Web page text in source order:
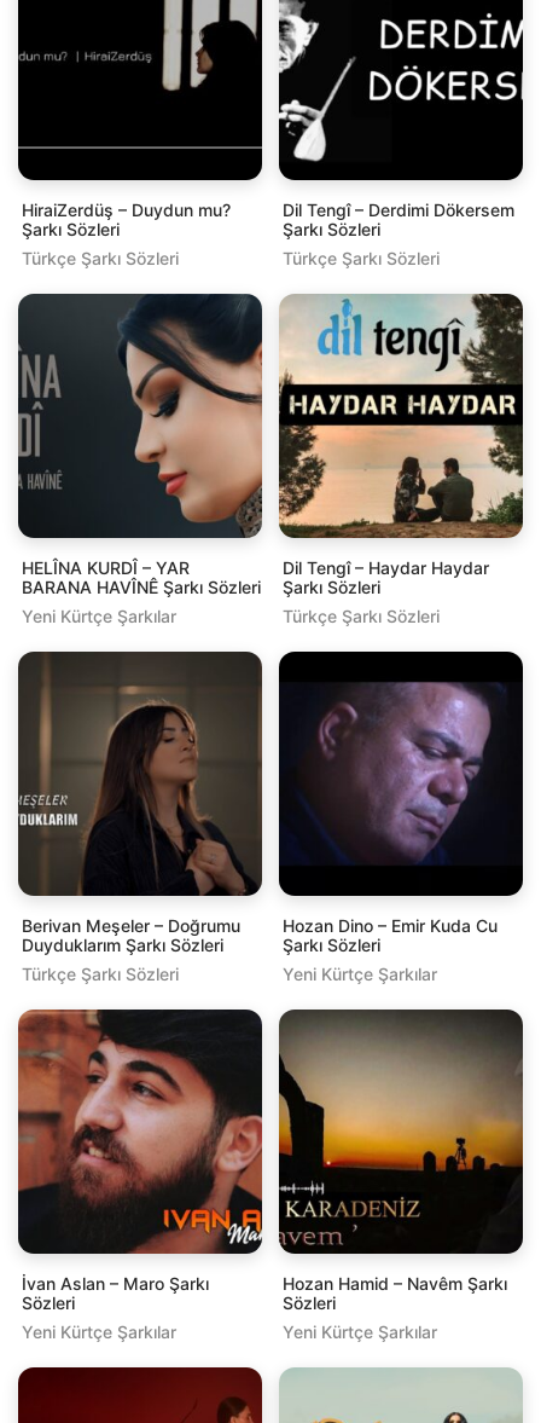
HiraiZerdüş – Duydun mu?
Şarkı Sözleri
Türkçe Şarkı Sözleri
Dil Tengî – Derdimi Dökersem
Şarkı Sözleri
Türkçe Şarkı Sözleri
HELÎNA KURDÎ – YAR
BARANA HAVÎNÊ Şarkı Sözleri
Yeni Kürtçe Şarkılar
Dil Tengî – Haydar Haydar
Şarkı Sözleri
Türkçe Şarkı Sözleri
Berivan Meşeler – Doğrumu
Duyduklarım Şarkı Sözleri
Türkçe Şarkı Sözleri
Hozan Dino – Emir Kuda Cu
Şarkı Sözleri
Yeni Kürtçe Şarkılar
İvan Aslan – Maro Şarkı
Sözleri
Yeni Kürtçe Şarkılar
Hozan Hamid – Navêm Şarkı
Sözleri
Yeni Kürtçe Şarkılar